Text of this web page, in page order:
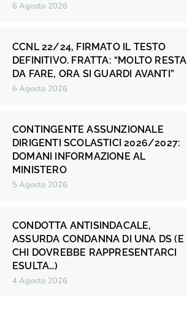
6 Agosto 2026
CCNL 22/24, FIRMATO IL TESTO
DEFINITIVO. FRATTA: “MOLTO RESTA
DA FARE, ORA SI GUARDI AVANTI”
6 Agosto 2026
CONTINGENTE ASSUNZIONALE
DIRIGENTI SCOLASTICI 2026/2027:
DOMANI INFORMAZIONE AL
MINISTERO
5 Agosto 2026
CONDOTTA ANTISINDACALE,
ASSURDA CONDANNA DI UNA DS (E
CHI DOVREBBE RAPPRESENTARCI
ESULTA…)
4 Agosto 2026